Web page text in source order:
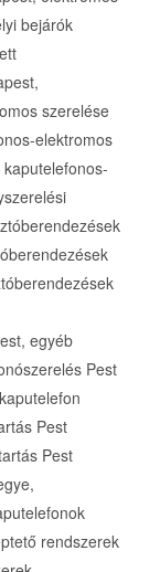
bejárók
szerelése
elektromos
egyéb
Pest
Pest
Pest
rendszerek